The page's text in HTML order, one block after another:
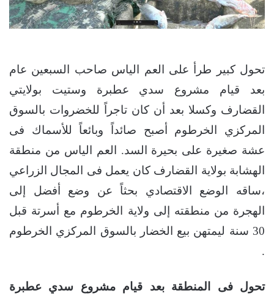
تحول كبير طرأ على العم الياس صاحب السبعين عام
بعد قيام مشروع سدي عطبرة وستيت بولايتي
القضارف وكسلا بعد أن كان تاجراً للخضروات بالسوق
المركزي الخرطوم أصبح صائداً وبائعاً للأسماك فى
عشة صغيرة على بحيرة السد. العم الياس من منطقة
الهشابة بولاية القضارف كان يعمل فى المجال الزراعي
،ساقه الوضع الاقتصادي بحثاً عن وضع أفضل إلى
الهجرة من منطقته إلى ولاية الخرطوم مع أسرتة قبل
30 سنة ليمتهن بيع الخضار بالسوق المركزي الخرطوم
.
تحول فى المنطقة بعد قيام مشروع سدي عطبرة